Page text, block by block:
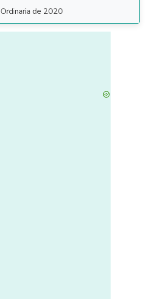
Ordinaria de 2020